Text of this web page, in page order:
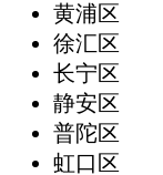
黄浦区
徐汇区
长宁区
静安区
普陀区
虹口区